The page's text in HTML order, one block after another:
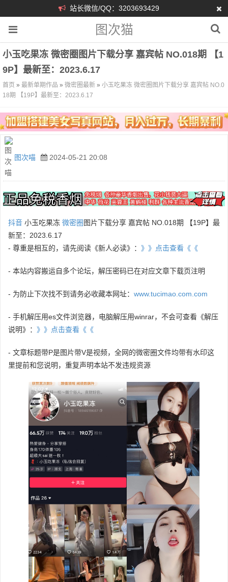
站长微信/QQ：3203693429
图次猫
小玉吃果冻 微密圈图片下载分享 嘉宾帖 NO.018期 【1
9P】最新至：2023.6.17
首页 » 最新单期作品 » 微密圈最新 » 小玉吃果冻 微密圈图片下载分享 嘉宾帖 NO.0
18期 【19P】最新至：2023.6.17
图次喵 2024-05-21 20:08
抖音 小玉吃果冻 微密圈 图片下载分享 嘉宾帖 NO.018期 【19P】最
新至：2023.6.17
- 尊重是相互的，请先阅读《新人必读》： 》》点击查看《《
- 本站内容搬运自多个论坛，解压密码已在对应文章下载页注明
- 为防止下次找不到请务必收藏本网址： www.tucimao.com.com
- 手机解压用es文件浏览器，电脑解压用winrar，不会可查看《解压
说明》： 》》点击查看《《
- 文章标题带P是图片带V是视频，全网的微密圈文件均带有水印这
里提前和您说明，重复声明本站不发违规资源